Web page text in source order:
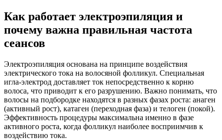
Как работает электроэпиляция и
почему важна правильная частота
сеансов
Электроэпиляция основана на принципе воздействия
электрического тока на волосяной фолликул. Специальная
игла-электрод доставляет ток непосредственно к корню
волоса, что приводит к его разрушению. Важно понимать, что
волосы на подбородке находятся в разных фазах роста: анаген
(активный рост), катаген (переходная фаза) и телоген (покой).
Эффективность процедуры максимальна именно в фазе
активного роста, когда фолликул наиболее восприимчив к
воздействию тока.